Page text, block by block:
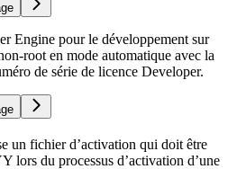
Engine pour le développement sur
root en mode automatique avec la
de série de licence Developer.
un fichier d’activation qui doit être
lors du processus d’activation d’une